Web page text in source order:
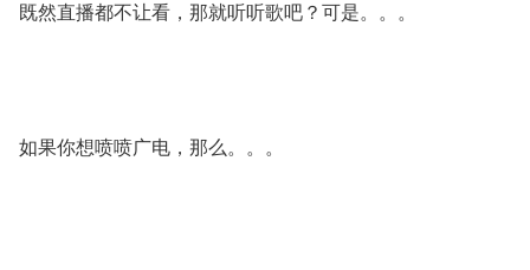
既然直播都不让看，那就听听歌吧？可是。。。
如果你想喷喷广电，那么。。。